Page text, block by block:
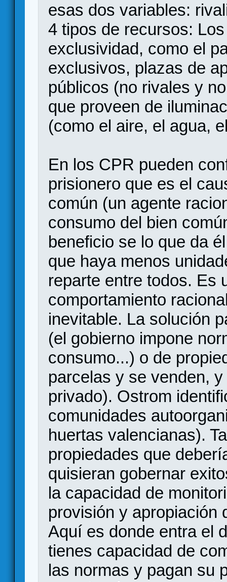
esas dos variables:
4 tipos de recursos:
exclusividad, como el
exclusivos, plazas de
públicos (no rivales y
que proveen de
(como el aire, el agua,
En los CPR pueden
prisionero que es el
común (un agente
consumo del bien
beneficio se lo que da
que haya menos
reparte entre todos. Es
comportamiento
inevitable. La solución
(el gobierno impone
consumo...) o de
parcelas y se venden,
privado). Ostrom
comunidades
huertas valencianas).
propiedades que
quisieran gobernar
la capacidad de
provisión y apropiación
Aquí es donde entra el
tienes capacidad de
las normas y pagan su